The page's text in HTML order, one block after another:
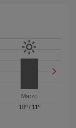
Marzo
18º/ 11º